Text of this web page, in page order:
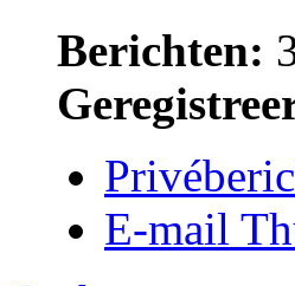
Berichten:
E-mail